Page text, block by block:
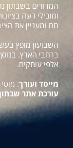
המדורים בשבתון
ומובילי דעה
חם ומעניין את
ברחבי הארץ.
אלפי עותקים.
מייסד ועורך:
עורכת אתר